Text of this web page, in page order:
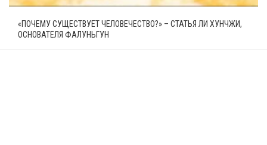
«ПОЧЕМУ СУЩЕСТВУЕТ ЧЕЛОВЕЧЕСТВО?» – СТАТЬЯ ЛИ ХУНЧЖИ,
ОСНОВАТЕЛЯ ФАЛУНЬГУН